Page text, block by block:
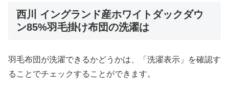
西川 イングランド産ホワイトダックダウ
ン85%羽毛掛け布団の洗濯は
羽毛布団が洗濯できるかどうかは、「洗濯表示」を確認す
ることでチェックすることができます。